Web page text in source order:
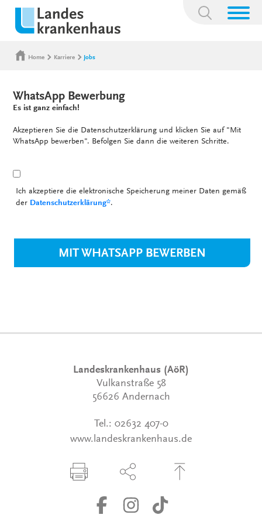
Suchbegriff:
Home Karriere Jobs
WhatsApp Bewerbung
Es ist ganz einfach!
Akzeptieren Sie die Datenschutzerklärung und klicken Sie auf "Mit
WhatsApp bewerben". Befolgen Sie dann die weiteren Schritte.
Ich akzeptiere die elektronische Speicherung meiner Daten gemäß
der Datenschutzerklärung*.
MIT WHATSAPP BEWERBEN
Landeskrankenhaus (AöR)
Vulkanstraße 58
56626 Andernach
Tel.: 02632 407-0
www.landeskrankenhaus.de